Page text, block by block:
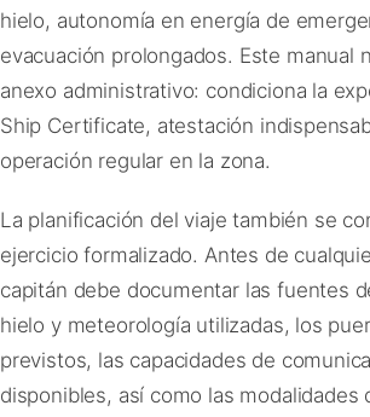
hielo, autonomía en energía de
evacuación prolongados. Este manual
anexo administrativo: condiciona la
Ship Certificate, atestación
operación regular en la zona.
La planificación del viaje también se
ejercicio formalizado. Antes de
capitán debe documentar las fuentes
hielo y meteorología utilizadas, los
previstos, las capacidades de
disponibles, así como las modalidades